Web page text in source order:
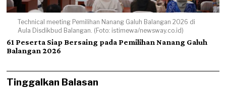
Technical meeting Pemilihan Nanang Galuh Balangan 2026 di
Aula Disdikbud Balangan. (Foto: istimewa/newsway.co.id)
61 Peserta Siap Bersaing pada Pemilihan Nanang Galuh
Balangan 2026
Tinggalkan Balasan